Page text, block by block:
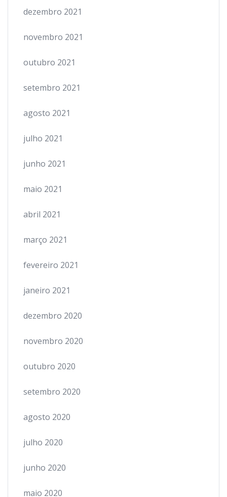
dezembro 2021
novembro 2021
outubro 2021
setembro 2021
agosto 2021
julho 2021
junho 2021
maio 2021
abril 2021
março 2021
fevereiro 2021
janeiro 2021
dezembro 2020
novembro 2020
outubro 2020
setembro 2020
agosto 2020
julho 2020
junho 2020
maio 2020